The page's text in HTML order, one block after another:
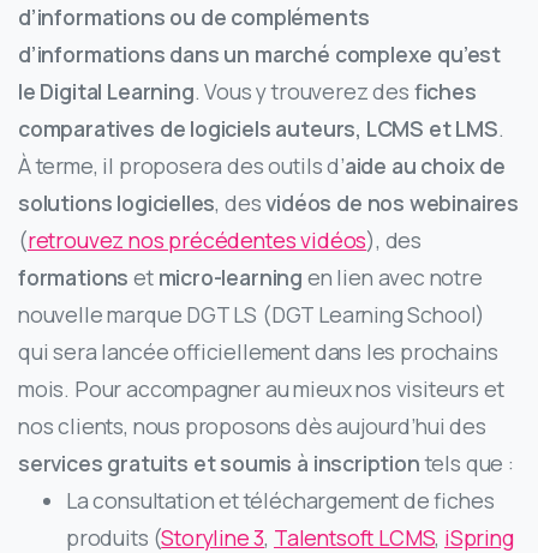
d’informations ou de compléments
d’informations dans un marché complexe qu’est
le Digital Learning. Vous y trouverez des fiches
comparatives de logiciels auteurs, LCMS et LMS.
À terme, il proposera des outils d’aide au choix de
solutions logicielles, desvidéos de nos webinaires
(retrouvez nos précédentes vidéos), des
formations et micro-learning en lien avec notre
nouvelle marque DGT LS (DGT Learning School)
qui sera lancée officiellement dans les prochains
mois. Pour accompagner au mieux nos visiteurs et
nos clients, nous proposons dès aujourd’hui des
services gratuits et soumis à inscriptiontels que :
La consultation et téléchargement de fiches
produits (Storyline 3, Talentsoft LCMS, iSpring